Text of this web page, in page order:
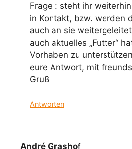
Frage : steht ihr
in Kontakt, bzw. werden
auch an sie
auch aktuelles „Futter“
Vorhaben zu
eure Antwort, mit
Gruß
Antworten
André Grashof